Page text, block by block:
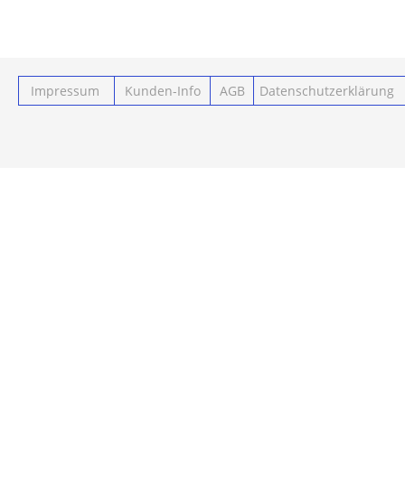
Impressum Kunden-Info AGB Datenschutzerklärung